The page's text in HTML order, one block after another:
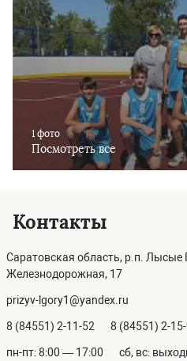
1 фото
Посмотреть все
Контакты
Саратовская область, р.п. Лысые
Железнодорожная, 17
prizyv-lgory1@yandex.ru
8 (84551) 2-11-52 8 (84551) 2-
пн-пт: 8:00 — 17:00 сб, вс: